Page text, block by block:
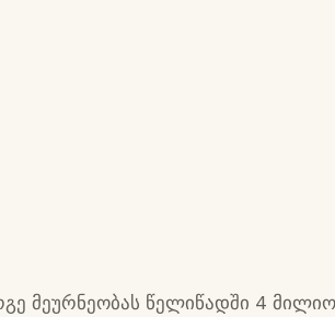
მეურნეობას წელიწადში 4